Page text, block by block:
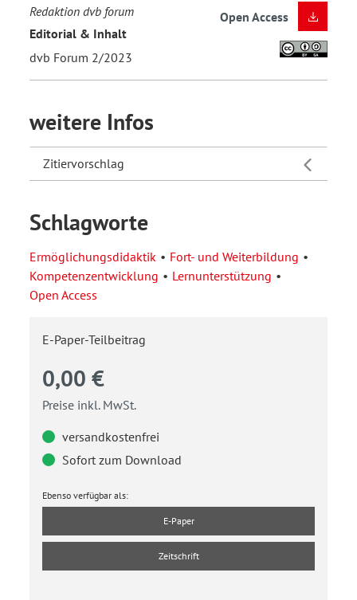
Redaktion dvb forum
Editorial & Inhalt
dvb Forum 2/2023
Open Access
weitere Infos
Zitiervorschlag
Schlagworte
Ermöglichungsdidaktik
Fort- und Weiterbildung
Kompetenzentwicklung
Lernunterstützung
Open Access
E-Paper-Teilbeitrag
0,00 €
Preise inkl. MwSt.
versandkostenfrei
Sofort zum Download
Ebenso verfügbar als:
E-Paper
Zeitschrift